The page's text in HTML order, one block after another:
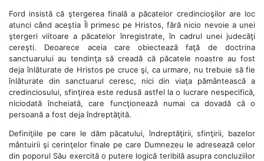
Ford insistă că ştergerea finală a păcatelor credincioşilor are loc
atunci când aceştia Îl primesc pe Hristos, fără nicio nevoie a unei
ştergeri viitoare a păcatelor înregistrate, în cadrul unei judecăţi
cereşti. Deoarece aceia care obiectează faţă de doctrina
sanctuarului au tendinţa să creadă că păcatele noastre au fost
deja înlăturate de Hristos pe cruce şi, ca urmare, nu trebuie să fie
înlăturate din sanctuarul ceresc, nici din viaţa pământească a
credinciosului, sfinţirea este redusă astfel la o lucrare nespecifică,
niciodată încheiată, care funcţionează numai ca dovadă că o
persoană a fost deja îndreptăţită.
Definiţiile pe care le dăm păcatului, îndreptăţirii, sfinţirii, bazelor
mântuirii şi cerinţelor finale pe care Dumnezeu le adresează celor
din poporul Său exercită o putere logică teribilă asupra concluziilor